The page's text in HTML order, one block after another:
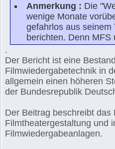
Anmerkung : Die
wenige Monate
gefahrlos aus
berichten. Denn
.
Der Bericht ist eine
Filmwiedergabetechnik in
allgemein einen höheren
der Bundesrepublik
Der Beitrag beschreibt
Filmtheatergestaltung und
Filmwiedergabeanlagen.